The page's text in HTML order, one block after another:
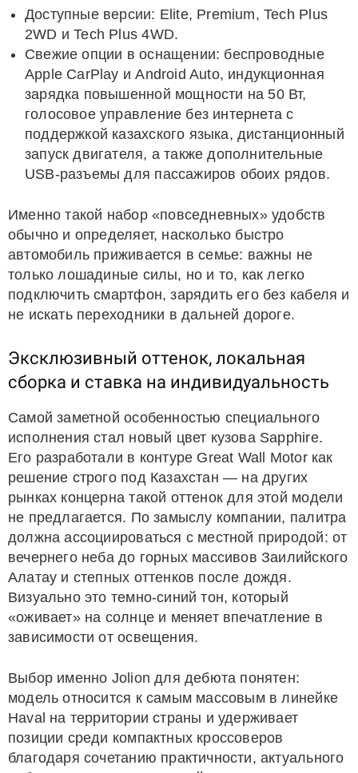
Доступные версии: Elite, Premium, Tech Plus
2WD и Tech Plus 4WD.
Свежие опции в оснащении: беспроводные
Apple CarPlay и Android Auto, индукционная
зарядка повышенной мощности на 50 Вт,
голосовое управление без интернета с
поддержкой казахского языка, дистанционный
запуск двигателя, а также дополнительные
USB-разъемы для пассажиров обоих рядов.
Именно такой набор «повседневных» удобств
обычно и определяет, насколько быстро
автомобиль приживается в семье: важны не
только лошадиные силы, но и то, как легко
подключить смартфон, зарядить его без кабеля и
не искать переходники в дальней дороге.
Эксклюзивный оттенок, локальная
сборка и ставка на индивидуальность
Самой заметной особенностью специального
исполнения стал новый цвет кузова Sapphire.
Его разработали в контуре Great Wall Motor как
решение строго под Казахстан — на других
рынках концерна такой оттенок для этой модели
не предлагается. По замыслу компании, палитра
должна ассоциироваться с местной природой: от
вечернего неба до горных массивов Заилийского
Алатау и степных оттенков после дождя.
Визуально это темно-синий тон, который
«оживает» на солнце и меняет впечатление в
зависимости от освещения.
Выбор именно Jolion для дебюта понятен:
модель относится к самым массовым в линейке
Haval на территории страны и удерживает
позиции среди компактных кроссоверов
благодаря сочетанию практичности, актуального